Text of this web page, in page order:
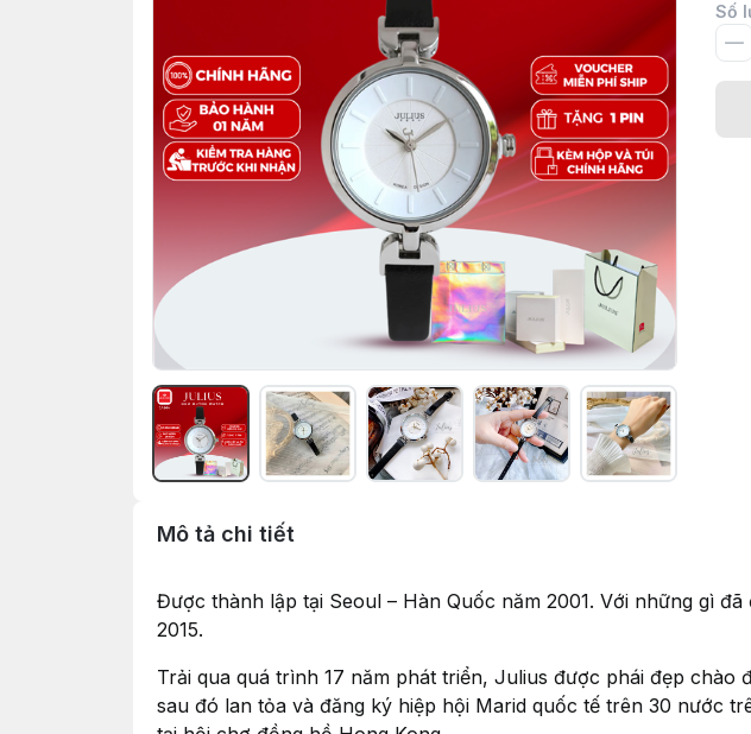
Số
Mô tả chi tiết
Được thành lập tại Seoul – Hàn Quốc năm 2001. Với những gì
2015.
Trải qua quá trình 17 năm phát triển, Julius được phái đẹp
sau đó lan tỏa và đăng ký hiệp hội Marid quốc tế trên 30 nước